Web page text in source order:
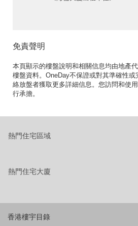
免責聲明
本頁顯示的樓盤說明和相關信息均由地產
樓盤資料。OneDay不保證或對其準確性
絡放盤者獲取更多詳細信息。您訪問和使
行承擔。
熱門住宅區域
熱門住宅大廈
香港樓宇目錄